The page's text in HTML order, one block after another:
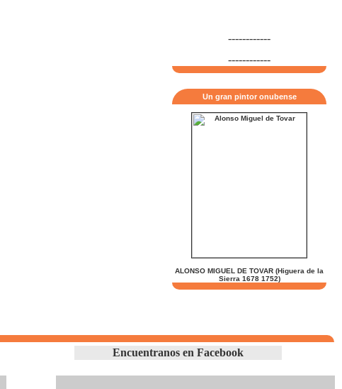
------------
------------
Un gran pintor onubense
ALONSO MIGUEL DE TOVAR (Higuera de la
Sierra 1678 1752)
Encuentranos en Facebook